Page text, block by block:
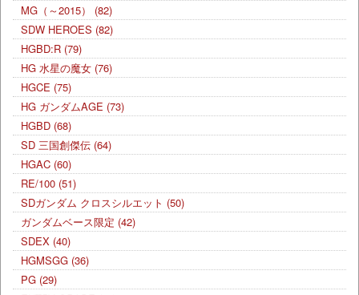
MG（～2015）
(82)
SDW HEROES (82)
HGBD:R (79)
HG 水星の魔女 (76)
HGCE (75)
HG ガンダムAGE (73)
HGBD (68)
SD 三国創傑伝 (64)
HGAC (60)
RE/100 (51)
SDガンダム クロスシルエット (50)
ガンダムベース限定 (42)
SDEX (40)
HGMSGG (36)
PG (29)